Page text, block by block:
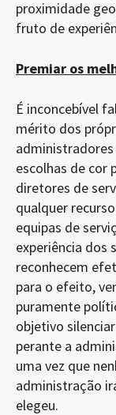
proximidade
fruto de
Premiar os
É inconcebível
mérito dos
escolhas de cor
diretores de
qualquer
equipas de
experiência dos
reconhecem
para o efeito,
puramente
objetivo
perante a
uma vez que
administração
elegeu.